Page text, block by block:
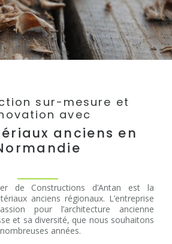
sur-mesure et
avec
anciens en
de Constructions d’Antan est la
anciens régionaux. L’entreprise
pour l’architecture ancienne
et sa diversité, que nous souhaitons
années.